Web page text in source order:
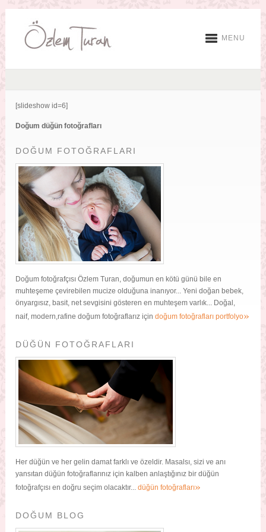
MENU
[slideshow id=6]
Doğum düğün fotoğrafları
DOĞUM FOTOĞRAFLARI
Doğum fotoğrafçısı Özlem Turan, doğumun en kötü günü bile en
muhteşeme çevirebilen mucize olduğuna inanıyor... Yeni doğan bebek,
önyargısız, basit, net sevgisini gösteren en muhteşem varlık... Doğal,
naif, modern,rafine doğum fotoğraflarız içindoğum fotoğrafları portfolyo»
DÜĞÜN FOTOĞRAFLARI
Her düğün ve her gelin damat farklı ve özeldir. Masalsı, sizi ve anı
yansıtan düğün fotoğraflarınız için kalben anlaştığınız bir düğün
fotoğrafçısı en doğru seçim olacaktır...düğün fotoğrafları»
DOĞUM BLOG